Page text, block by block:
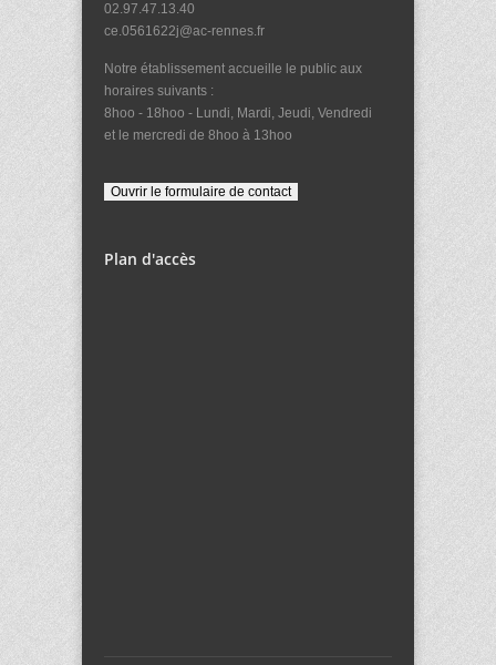
02.97.47.13.40
ce.0561622j@ac-rennes.fr
Notre établissement accueille le public aux
horaires suivants :
8hoo - 18hoo - Lundi, Mardi, Jeudi, Vendredi
et le mercredi de 8hoo à 13hoo
Plan d'accès